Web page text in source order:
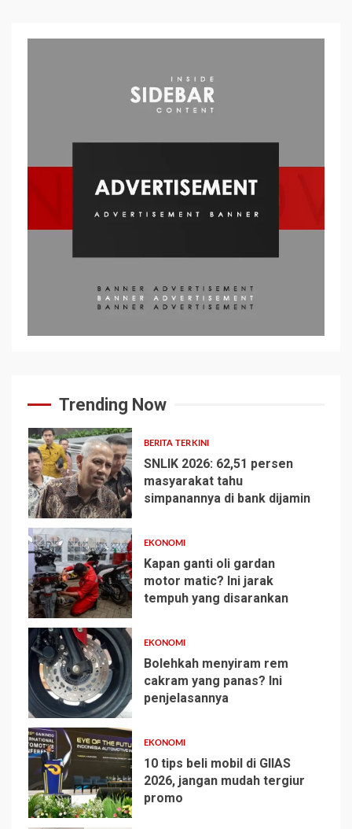
Trending Now
1
BERITA TERKINI
SNLIK 2026: 62,51 persen
masyarakat tahu
simpanannya di bank dijamin
2
EKONOMI
Kapan ganti oli gardan
motor matic? Ini jarak
tempuh yang disarankan
3
EKONOMI
Bolehkah menyiram rem
cakram yang panas? Ini
penjelasannya
4
EKONOMI
10 tips beli mobil di GIIAS
2026, jangan mudah tergiur
promo